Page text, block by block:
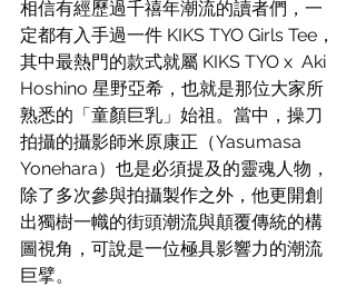
相信有經歷過千禧年潮流的讀者們，一
定都有入手過一件 KIKS TYO Girls Tee，
其中最熱門的款式就屬 KIKS TYO x  Aki
Hoshino 星野亞希，也就是那位大家所
熟悉的「童顏巨乳」始祖。當中，操刀
拍攝的攝影師米原康正（Yasumasa
Yonehara）也是必須提及的靈魂人物，
除了多次參與拍攝製作之外，他更開創
出獨樹一幟的街頭潮流與顛覆傳統的構
圖視角，可說是一位極具影響力的潮流
巨擘。